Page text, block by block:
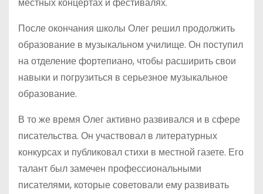
После окончания школы Олег решил продолжить
образование в музыкальном училище. Он поступил
на отделение фортепиано, чтобы расширить свои
навыки и погрузиться в серьезное музыкальное
образование.
В то же время Олег активно развивался и в сфере
писательства. Он участвовал в литературных
конкурсах и публиковал стихи в местной газете. Его
талант был замечен профессиональными
писателями, которые советовали ему развивать